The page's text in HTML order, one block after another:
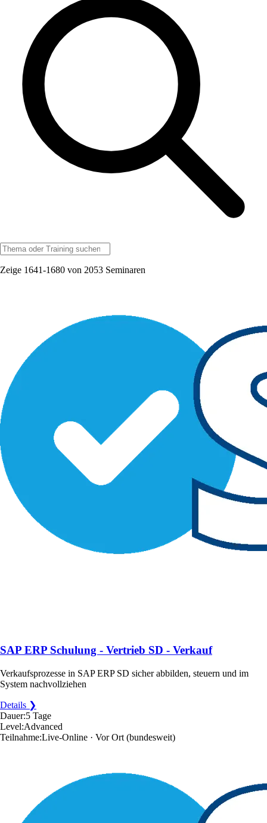
Zeige 1641-1680 von 2053 Seminaren
SAP ERP Schulung - Vertrieb SD - Verkauf
Verkaufsprozesse in SAP ERP SD sicher abbilden, steuern und im
System nachvollziehen
Details ❯
Dauer:5 Tage
Level:Advanced
Teilnahme:Live-Online · Vor Ort (bundesweit)